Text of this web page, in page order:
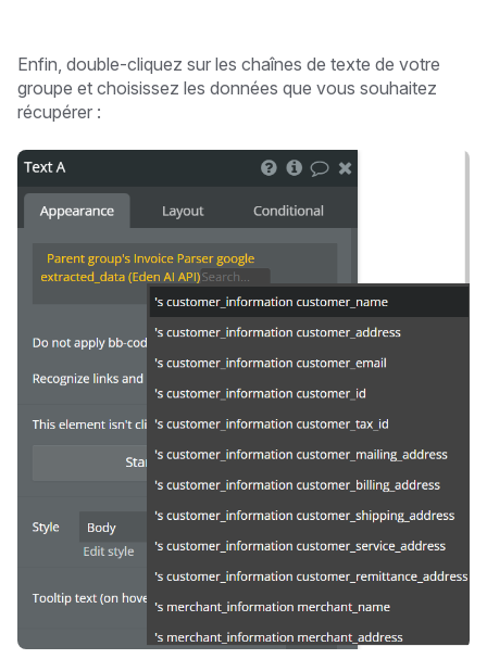
Enfin, double-cliquez sur les chaînes de texte de votre
groupe et choisissez les données que vous souhaitez
récupérer :